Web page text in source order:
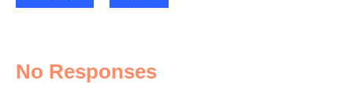
No Responses